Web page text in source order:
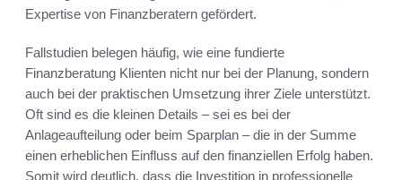
Expertise von Finanzberatern gefördert.
Fallstudien belegen häufig, wie eine fundierte
Finanzberatung Klienten nicht nur bei der Planung, sondern
auch bei der praktischen Umsetzung ihrer Ziele unterstützt.
Oft sind es die kleinen Details – sei es bei der
Anlageaufteilung oder beim Sparplan – die in der Summe
einen erheblichen Einfluss auf den finanziellen Erfolg haben.
Somit wird deutlich, dass die Investition in professionelle